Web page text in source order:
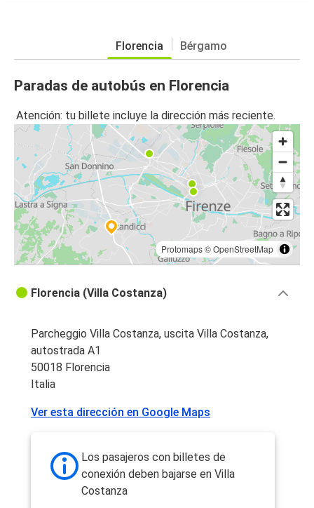
Florencia Bérgamo
Paradas de autobús en Florencia
Atención: tu billete incluye la dirección más reciente.
Protomaps©OpenStreetMap
Florencia (Villa Costanza)
Parcheggio Villa Costanza, uscita Villa Costanza,
autostrada A1
50018 Florencia
Italia
Ver esta dirección en Google Maps
Los pasajeros con billetes de
conexión deben bajarse en Villa
Costanza